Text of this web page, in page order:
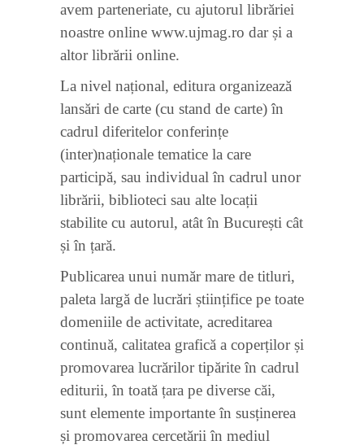
avem parteneriate, cu ajutorul librăriei
noastre online www.ujmag.ro dar și a
altor librării online.
La nivel național, editura organizează
lansări de carte (cu stand de carte) în
cadrul diferitelor conferințe
(inter)naționale tematice la care
participă, sau individual în cadrul unor
librării, biblioteci sau alte locații
stabilite cu autorul, atât în București cât
și în țară.
Publicarea unui număr mare de titluri,
paleta largă de lucrări științifice pe toate
domeniile de activitate, acreditarea
continuă, calitatea grafică a coperților și
promovarea lucrărilor tipărite în cadrul
editurii, în toată țara pe diverse căi,
sunt elemente importante în susținerea
și promovarea cercetării în mediul